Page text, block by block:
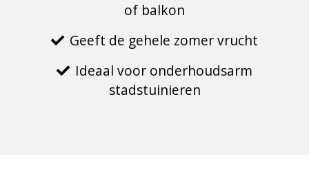
of balkon
Geeft de gehele zomer vrucht
Ideaal voor onderhoudsarm
stadstuinieren